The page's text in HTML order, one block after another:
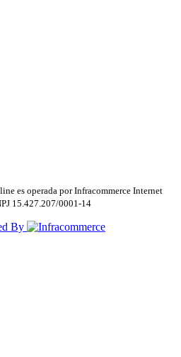
es operada por Infracommerce Internet
15.427.207/0001-14
By